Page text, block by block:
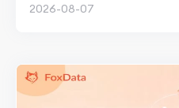
2026-08-07